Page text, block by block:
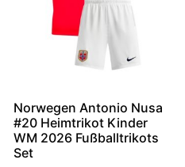
Norwegen Antonio Nusa
#20 Heimtrikot Kinder
WM 2026 Fußballtrikots
Set